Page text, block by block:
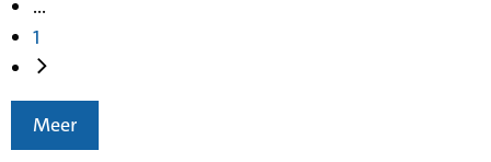
...
1
Meer